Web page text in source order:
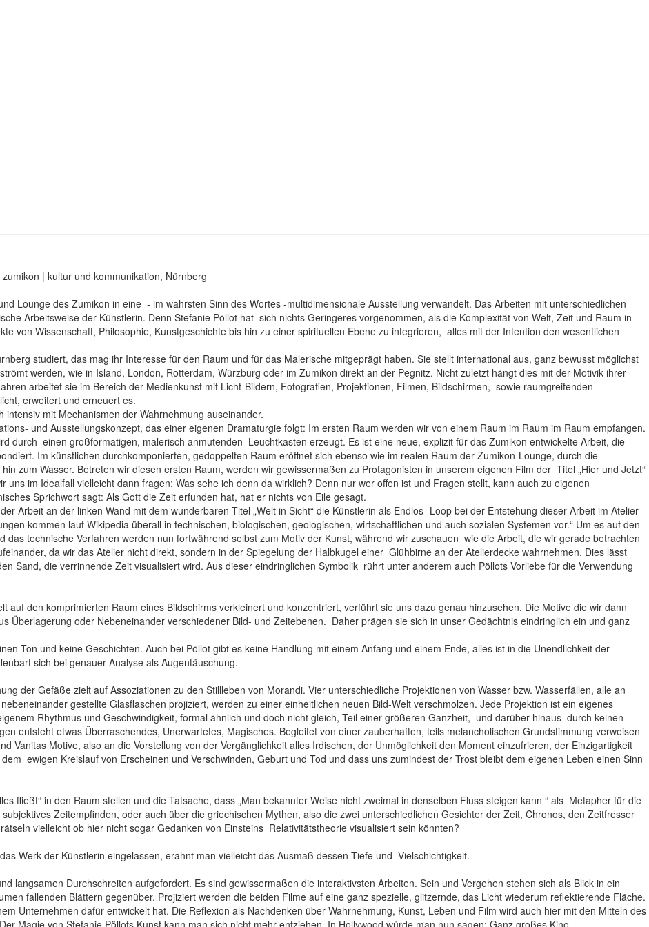
| kultur und kommunikation, Nürnberg
Lounge des Zumikon in eine - im wahrsten Sinn des Wortes -multidimensionale Ausstellung verwandelt. Das Arbeiten mit unterschiedlichen
Arbeitsweise der Künstlerin. Denn Stefanie Pöllot hat sich nichts Geringeres vorgenommen, als die Komplexität von Welt, Zeit und Raum in
von Wissenschaft, Philosophie, Kunstgeschichte bis hin zu einer spirituellen Ebene zu integrieren, alles mit der Intention den wesentlichen
studiert, das mag ihr Interesse für den Raum und für das Malerische mitgeprägt haben. Sie stellt international aus, ganz bewusst möglichst
werden, wie in Island, London, Rotterdam, Würzburg oder im Zumikon direkt an der Pegnitz. Nicht zuletzt hängt dies mit der Motivik ihrer
arbeitet sie im Bereich der Medienkunst mit Licht-Bildern, Fotografien, Projektionen, Filmen, Bildschirmen, sowie raumgreifenden
erweitert und erneuert es.
mit Mechanismen der Wahrnehmung auseinander.
und Ausstellungskonzept, das einer eigenen Dramaturgie folgt: Im ersten Raum werden wir von einem Raum im Raum im Raum empfangen.
durch einen großformatigen, malerisch anmutenden Leuchtkasten erzeugt. Es ist eine neue, explizit für das Zumikon entwickelte Arbeit, die
Im künstlichen durchkomponierten, gedoppelten Raum eröffnet sich ebenso wie im realen Raum der Zumikon-Lounge, durch die
zum Wasser. Betreten wir diesen ersten Raum, werden wir gewissermaßen zu Protagonisten in unserem eigenen Film der Titel „Hier und Jetzt“
im Idealfall vielleicht dann fragen: Was sehe ich denn da wirklich? Denn nur wer offen ist und Fragen stellt, kann auch zu eigenen
Sprichwort sagt: Als Gott die Zeit erfunden hat, hat er nichts von Eile gesagt.
Arbeit an der linken Wand mit dem wunderbaren Titel „Welt in Sicht“ die Künstlerin als Endlos- Loop bei der Entstehung dieser Arbeit im Atelier –
kommen laut Wikipedia überall in technischen, biologischen, geologischen, wirtschaftlichen und auch sozialen Systemen vor.“ Um es auf den
technische Verfahren werden nun fortwährend selbst zum Motiv der Kunst, während wir zuschauen wie die Arbeit, die wir gerade betrachten
da wir das Atelier nicht direkt, sondern in der Spiegelung der Halbkugel einer Glühbirne an der Atelierdecke wahrnehmen. Dies lässt
Sand, die verrinnende Zeit visualisiert wird. Aus dieser eindringlichen Symbolik rührt unter anderem auch Pöllots Vorliebe für die Verwendung
auf den komprimierten Raum eines Bildschirms verkleinert und konzentriert, verführt sie uns dazu genau hinzusehen. Die Motive die wir dann
Überlagerung oder Nebeneinander verschiedener Bild- und Zeitebenen. Daher prägen sie sich in unser Gedächtnis eindringlich ein und ganz
Ton und keine Geschichten. Auch bei Pöllot gibt es keine Handlung mit einem Anfang und einem Ende, alles ist in die Unendlichkeit der
sich bei genauer Analyse als Augentäuschung.
der Gefäße zielt auf Assoziationen zu den Stillleben von Morandi. Vier unterschiedliche Projektionen von Wasser bzw. Wasserfällen, alle an
gestellte Glasflaschen projiziert, werden zu einer einheitlichen neuen Bild-Welt verschmolzen. Jede Projektion ist ein eigenes
Rhythmus und Geschwindigkeit, formal ähnlich und doch nicht gleich, Teil einer größeren Ganzheit, und darüber hinaus durch keinen
entsteht etwas Überraschendes, Unerwartetes, Magisches. Begleitet von einer zauberhaften, teils melancholischen Grundstimmung verweisen
Vanitas Motive, also an die Vorstellung von der Vergänglichkeit alles Irdischen, der Unmöglichkeit den Moment einzufrieren, der Einzigartigkeit
ewigen Kreislauf von Erscheinen und Verschwinden, Geburt und Tod und dass uns zumindest der Trost bleibt dem eigenen Leben einen Sinn
fließt“ in den Raum stellen und die Tatsache, dass „Man bekannter Weise nicht zweimal in denselben Fluss steigen kann “ als Metapher für die
Zeitempfinden, oder auch über die griechischen Mythen, also die zwei unterschiedlichen Gesichter der Zeit, Chronos, den Zeitfresser
vielleicht ob hier nicht sogar Gedanken von Einsteins Relativitätstheorie visualisiert sein könnten?
Werk der Künstlerin eingelassen, erahnt man vielleicht das Ausmaß dessen Tiefe und Vielschichtigkeit.
langsamen Durchschreiten aufgefordert. Es sind gewissermaßen die interaktivsten Arbeiten. Sein und Vergehen stehen sich als Blick in ein
fallenden Blättern gegenüber. Projiziert werden die beiden Filme auf eine ganz spezielle, glitzernde, das Licht wiederum reflektierende Fläche.
Unternehmen dafür entwickelt hat. Die Reflexion als Nachdenken über Wahrnehmung, Kunst, Leben und Film wird auch hier mit den Mitteln des
Magie von Stefanie Pöllots Kunst kann man sich nicht mehr entziehen. In Hollywood würde man nun sagen: Ganz großes Kino.